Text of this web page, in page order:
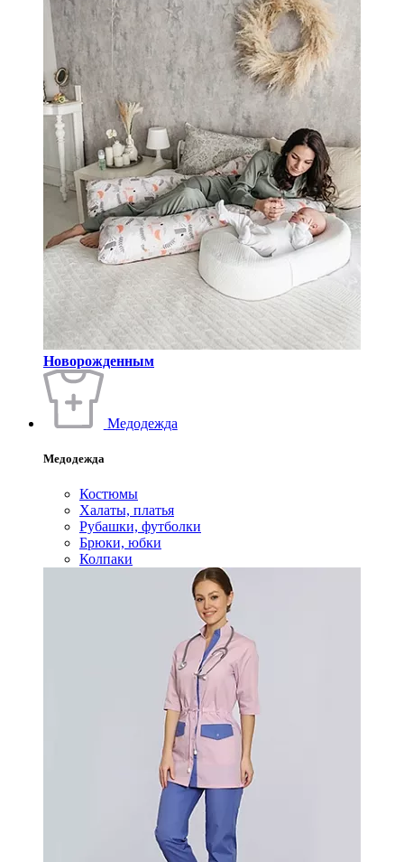
Новорожденным
Медодежда
Медодежда
Костюмы
Халаты, платья
Рубашки, футболки
Брюки, юбки
Колпаки